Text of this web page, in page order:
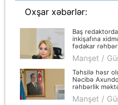
Oxşar xəbərlər:
Baş
inkişafına
fədakar rəhbər
Manşet /
Təhsilə həsr
Nəcibə
rəhbərlik
Manşet /